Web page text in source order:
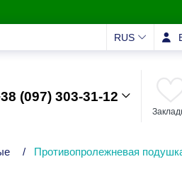
RUS
(097) 303-31-12
/ Противопролежневая